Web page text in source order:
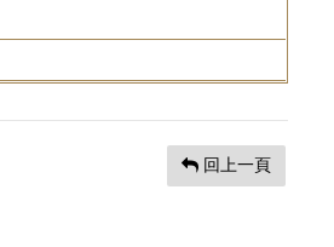
回上一頁